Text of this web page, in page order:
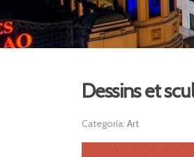
Dessins et
Categoría: Art